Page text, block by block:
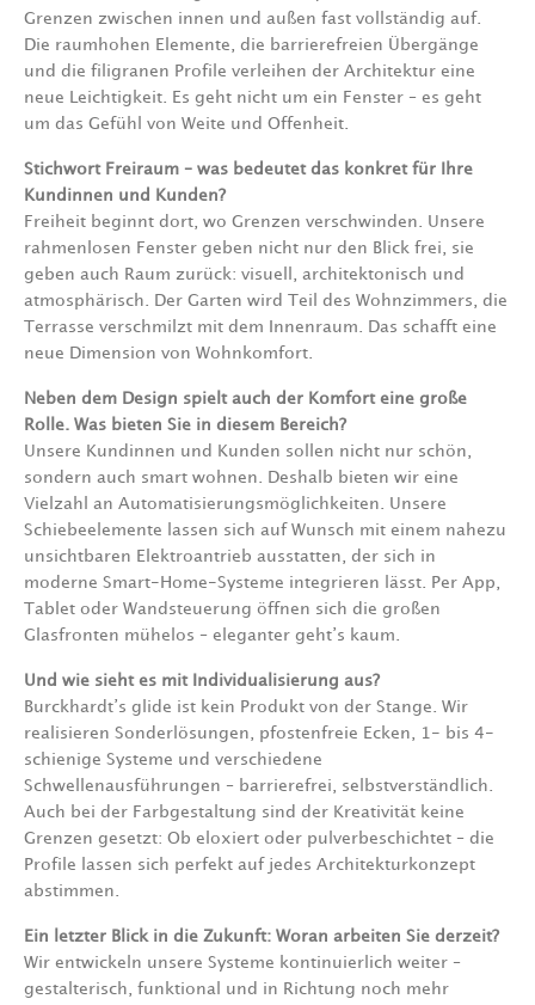
Grenzen zwischen innen und außen fast vollständig auf.
Die raumhohen Elemente, die barrierefreien Übergänge
und die filigranen Profile verleihen der Architektur eine
neue Leichtigkeit. Es geht nicht um ein Fenster – es geht
um das Gefühl von Weite und Offenheit.
Stichwort Freiraum – was bedeutet das konkret für Ihre
Kundinnen und Kunden?
Freiheit beginnt dort, wo Grenzen verschwinden. Unsere
rahmenlosen Fenster geben nicht nur den Blick frei, sie
geben auch Raum zurück: visuell, architektonisch und
atmosphärisch. Der Garten wird Teil des Wohnzimmers, die
Terrasse verschmilzt mit dem Innenraum. Das schafft eine
neue Dimension von Wohnkomfort.
Neben dem Design spielt auch der Komfort eine große
Rolle. Was bieten Sie in diesem Bereich?
Unsere Kundinnen und Kunden sollen nicht nur schön,
sondern auch smart wohnen. Deshalb bieten wir eine
Vielzahl an Automatisierungsmöglichkeiten. Unsere
Schiebeelemente lassen sich auf Wunsch mit einem nahezu
unsichtbaren Elektroantrieb ausstatten, der sich in
moderne Smart-Home-Systeme integrieren lässt. Per App,
Tablet oder Wandsteuerung öffnen sich die großen
Glasfronten mühelos – eleganter geht’s kaum.
Und wie sieht es mit Individualisierung aus?
Burckhardt’s glide ist kein Produkt von der Stange. Wir
realisieren Sonderlösungen, pfostenfreie Ecken, 1- bis 4-
schienige Systeme und verschiedene
Schwellenausführungen – barrierefrei, selbstverständlich.
Auch bei der Farbgestaltung sind der Kreativität keine
Grenzen gesetzt: Ob eloxiert oder pulverbeschichtet – die
Profile lassen sich perfekt auf jedes Architekturkonzept
abstimmen.
Ein letzter Blick in die Zukunft: Woran arbeiten Sie derzeit?
Wir entwickeln unsere Systeme kontinuierlich weiter –
gestalterisch, funktional und in Richtung noch mehr